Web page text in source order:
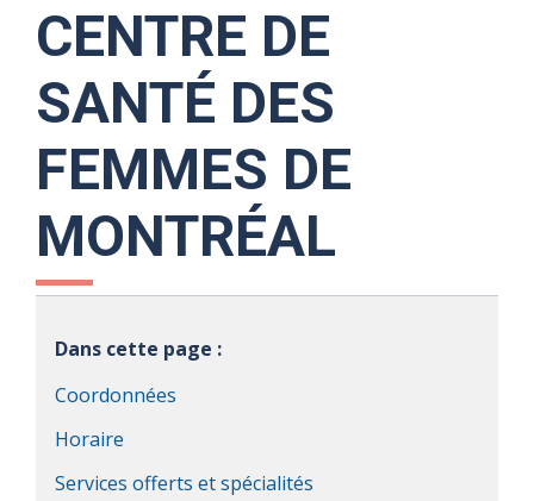
CENTRE DE
SANTÉ DES
FEMMES DE
MONTRÉAL
Dans cette page :
Coordonnées
Horaire
Services offerts et spécialités